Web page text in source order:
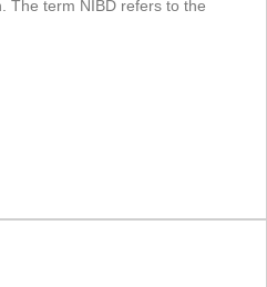
The term NIBD refers to the